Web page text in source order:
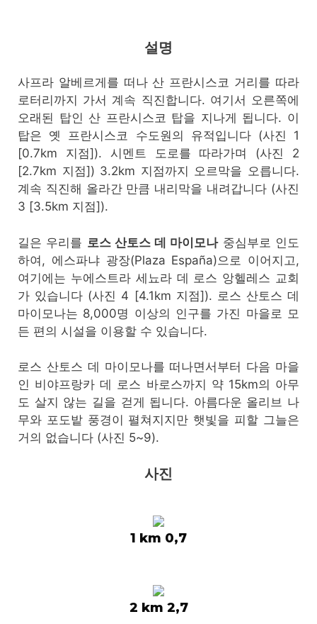
설명
사프라 알베르게를 떠나 산 프란시스코 거리를 따라
로터리까지 가서 계속 직진합니다. 여기서 오른쪽에
오래된 탑인 산 프란시스코 탑을 지나게 됩니다. 이
탑은 옛 프란시스코 수도원의 유적입니다 (사진 1
[0.7km 지점]). 시멘트 도로를 따라가며 (사진 2
[2.7km 지점]) 3.2km 지점까지 오르막을 오릅니다.
계속 직진해 올라간 만큼 내리막을 내려갑니다 (사진
3 [3.5km 지점]).
길은 우리를 로스 산토스 데 마이모나중심부로 인도
하여, 에스파냐 광장(Plaza España)으로 이어지고,
여기에는 누에스트라 세뇨라 데 로스 앙헬레스 교회
가 있습니다 (사진 4 [4.1km 지점]). 로스 산토스 데
마이모나는 8,000명 이상의 인구를 가진 마을로 모
든 편의 시설을 이용할 수 있습니다.
로스 산토스 데 마이모나를 떠나면서부터 다음 마을
인 비야프랑카 데 로스 바로스까지 약 15km의 아무
도 살지 않는 길을 걷게 됩니다. 아름다운 올리브 나
무와 포도밭 풍경이 펼쳐지지만 햇빛을 피할 그늘은
거의 없습니다 (사진 5~9).
사진
1 km 0,7
2 km 2,7